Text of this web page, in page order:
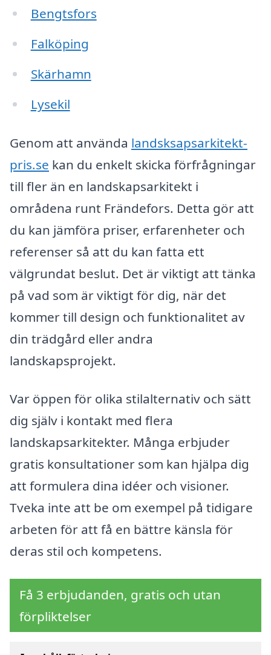
Bengtsfors
Falköping
Skärhamn
Lysekil
Genom att använda landsksapsarkitekt-
pris.se kan du enkelt skicka förfrågningar
till fler än en landskapsarkitekt i
områdena runt Frändefors. Detta gör att
du kan jämföra priser, erfarenheter och
referenser så att du kan fatta ett
välgrundat beslut. Det är viktigt att tänka
på vad som är viktigt för dig, när det
kommer till design och funktionalitet av
din trädgård eller andra
landskapsprojekt.
Var öppen för olika stilalternativ och sätt
dig själv i kontakt med flera
landskapsarkitekter. Många erbjuder
gratis konsultationer som kan hjälpa dig
att formulera dina idéer och visioner.
Tveka inte att be om exempel på tidigare
arbeten för att få en bättre känsla för
deras stil och kompetens.
Få 3 erbjudanden, gratis och utan
förpliktelser